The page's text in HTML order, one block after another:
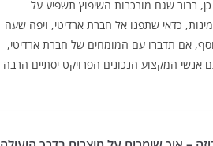
ברור שגם מורכבות השיפוץ תשפיע על
כדאי שתפנו אל חברת ארדיטי, ויפה שעה
אם תדברו עם המומחים של חברת ארדיטי,
המקצוע הנכונים הפרויקט יסתיים הרבה